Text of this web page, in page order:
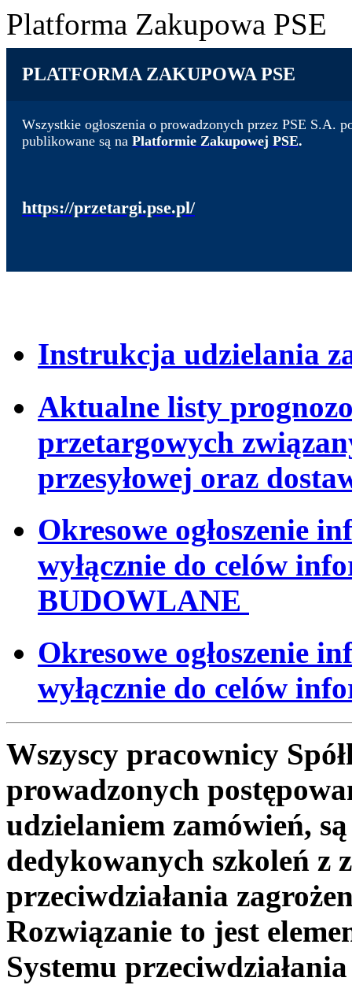
Platforma Zakupowa PSE
PLATFORMA ZAKUPOWA PSE
Wszystkie ogłoszenia o prowadzonych przez PSE S.A.
publikowane są na Platformie Zakupowej PSE.
https://przetargi.pse.pl/
Instrukcja udzielania
Aktualne listy
przetargowych
przesyłowej oraz
Okresowe ogłoszenie
wyłącznie do celów
BUDOWLANE
Okresowe ogłoszenie
wyłącznie do celów
Wszyscy pracownicy
prowadzonych
udzielaniem zamówień,
dedykowanych szkoleń z
przeciwdziałania
Rozwiązanie to jest
Systemu